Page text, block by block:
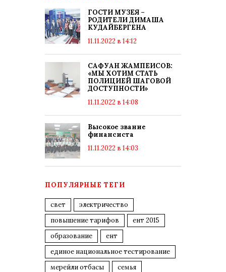
ГОСТИ МУЗЕЯ –
РОДИТЕЛИ ДИМАША
КУДАЙБЕРГЕНА
11.11.2022 в 14:12
САФУАН ЖАМПЕИСОВ:
«МЫ ХОТИМ СТАТЬ
ПОЛИЦИЕЙ ШАГОВОЙ
ДОСТУПНОСТИ»
11.11.2022 в 14:08
Высокое звание
финансиста
11.11.2022 в 14:03
ПОПУЛЯРНЫЕ ТЕГИ
свет
электричество
повышение тарифов
ент 2015
образование
ент
единое национальное тестирование
мерейли отбасы
семья